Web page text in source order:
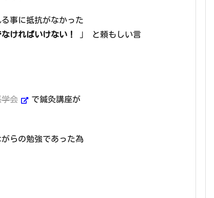
事に抵抗がなかった
ければいけない！
」 と頼もしい言
学会
で鍼灸講座が
らの勉強であった為